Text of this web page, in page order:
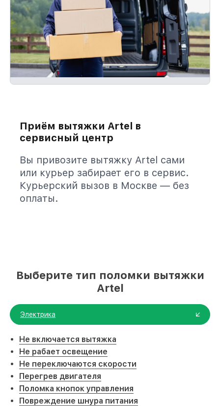
Приём вытяжки Artel в
сервисный центр
Вы привозите вытяжку Artel сами
или курьер забирает его в сервис.
Курьерский вызов в Москве — без
оплаты.
Выберите тип поломки вытяжки
Artel
Электрика
Не включается вытяжка
Не рабает освещение
Не переключаются скорости
Перегрев двигателя
Поломка кнопок управления
Повреждение шнура питания